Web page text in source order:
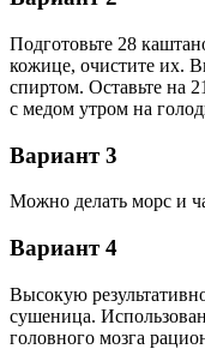
Подготовьте 28
кожице, очистите их.
спиртом. Оставьте на
с медом утром на
Вариант 3
Можно делать морс и
Вариант 4
Высокую
сушеница.
головного мозга